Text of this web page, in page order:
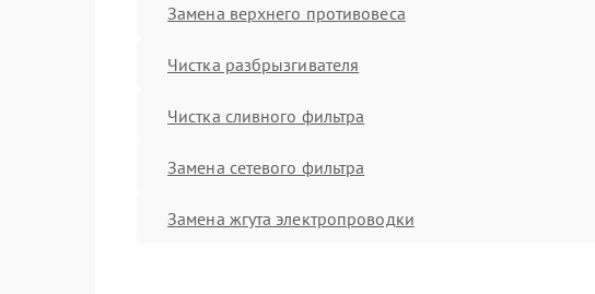
Замена верхнего противовеса
Чистка разбрызгивателя
Чистка сливного фильтра
Замена сетевого фильтра
Замена жгута электропроводки